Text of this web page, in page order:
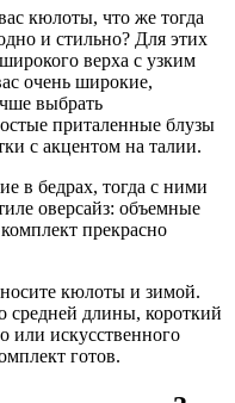
кюлоты, что же тогда
и стильно? Для этих
верха с узким
очень широкие,
выбрать
приталенные блузы
с акцентом на талии.
в бедрах, тогда с ними
оверсайз: объемные
прекрасно
кюлоты и зимой.
средней длины, короткий
или искусственного
готов.